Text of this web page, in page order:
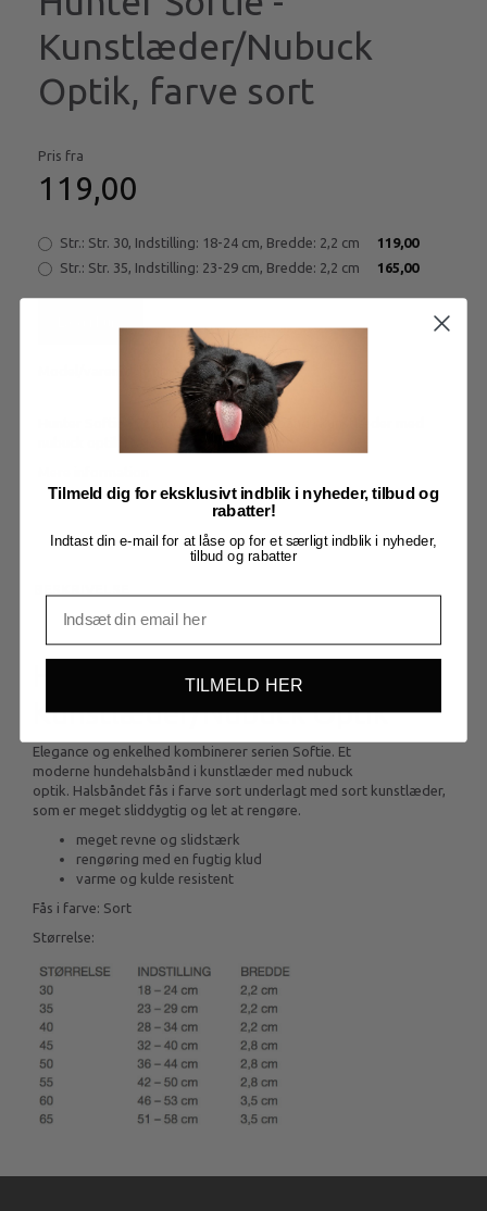
Kunstlæder/Nubuck
Optik, farve sort
Pris fra
119,00
Str.: Str. 30, Indstilling: 18-24 cm, Bredde: 2,2 cm
119,00
Str.: Str. 35, Indstilling: 23-29 cm, Bredde: 2,2 cm 165,00
h-hb-softie-sort
Hunter Softie - Et moderne hundehalsbånd i kunstlæder med
nubuck optik i farve sort
Hunter Softie -
Kunstlæder/Nubuck Optik
Elegance og enkelhed kombinerer serien Softie. Et
moderne hundehalsbånd i kunstlæder med nubuck
optik. Halsbåndet fås i farve sort underlagt med sort kunstlæder,
som er meget sliddygtig og let at rengøre.
meget revne og slidstærk
rengøring med en fugtig klud
varme og kulde resistent
Fås i farve: Sort
Størrelse:
Tilmeld dig for eksklusivt indblik i nyheder, tilbud og
rabatter!
Indtast din e-mail for at låse op for et særligt indblik i nyheder,
tilbud og rabatter
TILMELD HER